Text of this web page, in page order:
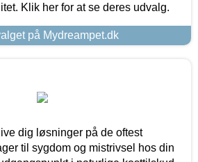
Klik her for at se deres udvalg.
på Mydreampet.dk
dig løsninger på de oftest
til sygdom og mistrivsel hos din